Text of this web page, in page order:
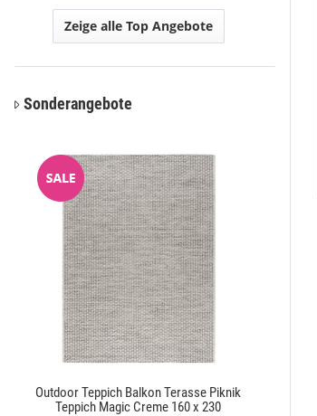
Zeige alle Top Angebote
Sonderangebote
Outdoor Teppich Balkon Terasse Piknik
Teppich Magic Creme 160 x 230